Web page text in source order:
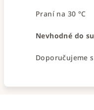
Praní na 30 °C
Nevhodné do
Doporučujeme